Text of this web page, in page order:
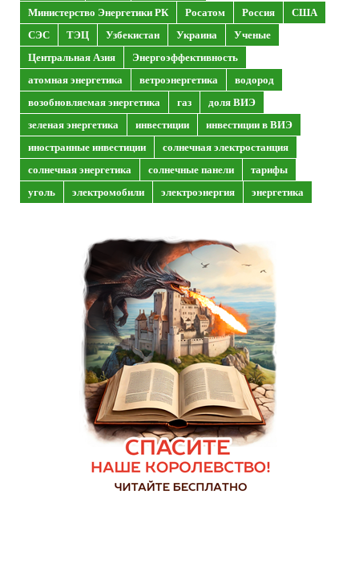
Министерство Энергетики РК
Росатом Россия
США
СЭС
ТЭЦ Узбекистан Украина
Ученые
Центральная Азия
Энергоэффективность
атомная энергетика
ветроэнергетика
водород
возобновляемая энергетика
газ
доля ВИЭ
зеленая энергетика
инвестиции
инвестиции в ВИЭ
иностранные инвестиции
солнечная электростанция
солнечная энергетика
солнечные панели
тарифы
уголь
электромобили электроэнергия энергетика